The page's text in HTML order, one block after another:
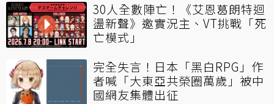
30人全數陣亡！《艾恩葛朗特迴
盪新聲》邀實況主、VT挑戰「死
亡模式」
完全失言！日本「黑白RPG」作
者喊「大東亞共榮圈萬歲」被中
國網友集體出征